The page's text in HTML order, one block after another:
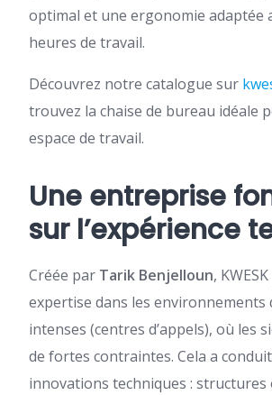
optimal et une ergonomie adaptée
heures de travail.
Découvrez notre catalogue sur
trouvez la chaise de bureau idéale
espace de travail.
Une entreprise
sur l’expérience
Créée par Tarik Benjelloun,
expertise dans les environnements
intenses (centres d’appels), où les
de fortes contraintes. Cela a
innovations techniques : structures